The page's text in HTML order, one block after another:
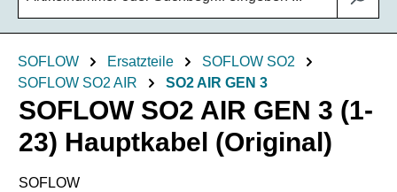
SOFLOW Ersatzteile
SOFLOW SO2
SOFLOW SO2 AIR
SO2 AIR GEN 3
SOFLOW SO2 AIR GEN 3 (1-
23) Hauptkabel (Original)
SOFLOW